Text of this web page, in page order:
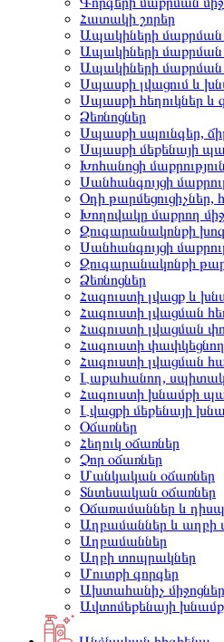
Հատակի շորեր
Ապակիների մաքրման
Ապակիների մաքրման
Ապակիների
Սպասքի լվացում և
Սպասքի հեղուկներ և
Ձեռնոցներ
Սպասքի սպունգեր,
Սպասքի մեքենայի
Խոհանոցի մաքրություն
Սանհանգույցի
Օդի թարմեցուցիչներ,
Խողովակը մաքրող
Զուգարանակոնքի
Սանհանգույցի
Զուգարանակոնքի
Ձեռնոցներ
Հագուստի լվացք և
Հագուստի լվացման
Հագուստի լվացման
Հագուստի փափկեցնող
Հագուստի լվացման
Լաքահանող,
Հագուստի խնամքի
Լվացքի մեքենայի
Օճառներ
Հեղուկ օճառներ
Չոր օճառներ
Մանկական օճառներ
Տնտեսական օճառներ
Օճառամաններ և
Աղբամաններ և աղբի
Աղբամաններ
Աղբի տոպրակներ
Մուտքի գորգեր
Ախտահանիչ միջոցներ
Ավտոմեքենայի խնամք